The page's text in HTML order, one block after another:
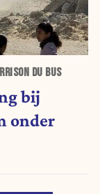
DU BUS
bij
onder